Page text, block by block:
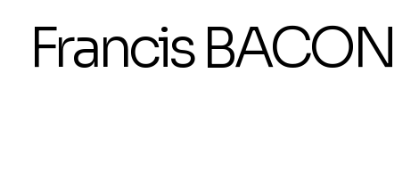
Francis BACON